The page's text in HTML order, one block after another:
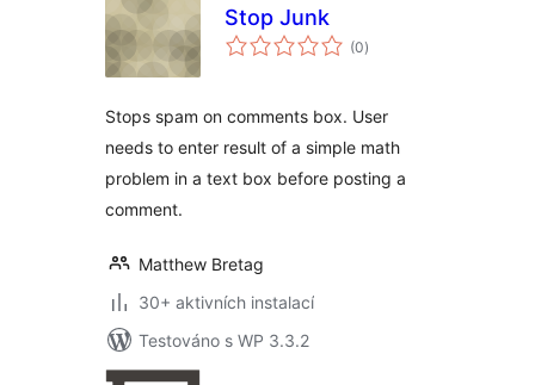
Stop Junk
(0celkové
hodnocení
)
Stops spam on comments box. User
needs to enter result of a simple math
problem in a text box before posting a
comment.
Matthew Bretag
30+ aktivních instalací
Testováno s WP 3.3.2